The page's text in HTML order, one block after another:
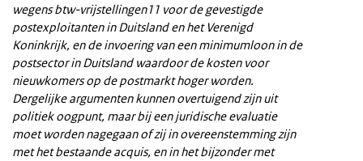
wegens btw-vrijstellingen11 voor de gevestigde
postexploitanten in Duitsland en het Verenigd
Koninkrijk, en de invoering van een minimumloon in de
postsector in Duitsland waardoor de kosten voor
nieuwkomers op de postmarkt hoger worden.
Dergelijke argumenten kunnen overtuigend zijn uit
politiek oogpunt, maar bij een juridische evaluatie
moet worden nagegaan of zij in overeenstemming zijn
met het bestaande acquis, en in het bijzonder met